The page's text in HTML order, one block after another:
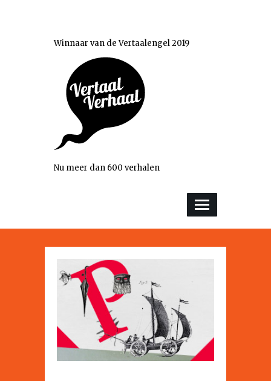
Winnaar van de Vertaalengel 2019
Nu meer dan 600 verhalen